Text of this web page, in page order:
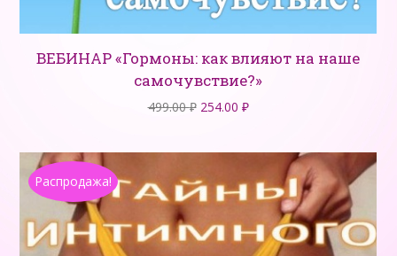
ВЕБИНАР «Гормоны: как влияют на наше
самочувствие?»
499.00₽ Первоначальная
составляла
254.00 ₽Текущая
254.00 ₽.
Распродажа!